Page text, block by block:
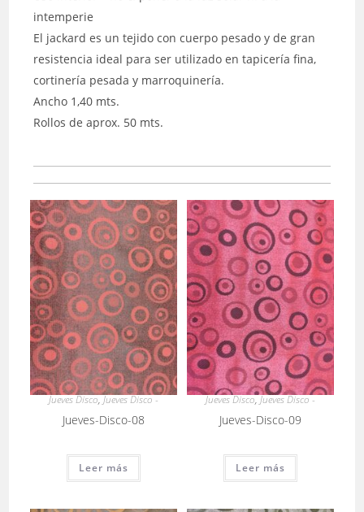
intemperie
El jackard es un tejido con cuerpo pesado y de gran
resistencia ideal para ser utilizado en tapicería fina,
cortinería pesada y marroquinería.
Ancho 1,40 mts.
Rollos de aprox. 50 mts.
Jueves Disco,Jueves Disco -
Jueves-Disco-08
Leer más
Jueves Disco,Jueves Disco -
Jueves-Disco-09
Leer más